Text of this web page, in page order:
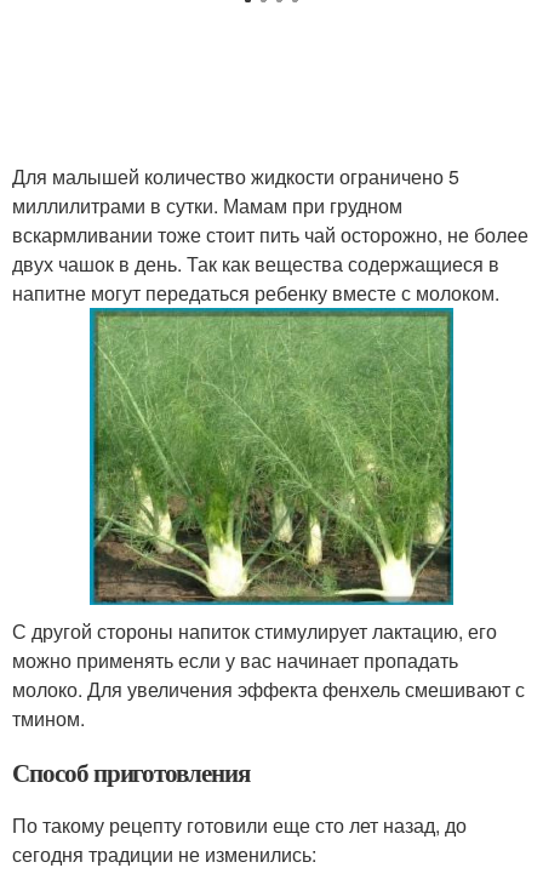
Для малышей количество жидкости ограничено 5
миллилитрами в сутки. Мамам при грудном
вскармливании тоже стоит пить чай осторожно, не более
двух чашок в день. Так как вещества содержащиеся в
напитне могут передаться ребенку вместе с молоком.
С другой стороны напиток стимулирует лактацию, его
можно применять если у вас начинает пропадать
молоко. Для увеличения эффекта фенхель смешивают с
тмином.
Способ приготовления
По такому рецепту готовили еще сто лет назад, до
сегодня традиции не изменились: